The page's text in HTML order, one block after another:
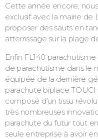
Cette année encore,
exclusif avec la mairie de
proposer des sauts en
atterrissage sur la plage
Enfin FL140
de parachutisme dans le
équipée de la dernière
parachute biplace
composé d’un tissu
très nombreuses
parachute du futur tout
seule entreprise à avoir